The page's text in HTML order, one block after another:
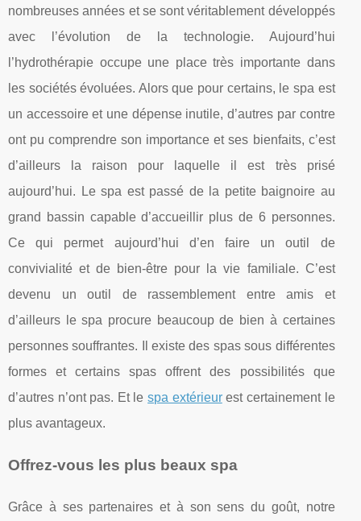
nombreuses années et se sont véritablement développés
avec l’évolution de la technologie. Aujourd’hui
l’hydrothérapie occupe une place très importante dans
les sociétés évoluées. Alors que pour certains, le spa est
un accessoire et une dépense inutile, d’autres par contre
ont pu comprendre son importance et ses bienfaits, c’est
d’ailleurs la raison pour laquelle il est très prisé
aujourd’hui. Le spa est passé de la petite baignoire au
grand bassin capable d’accueillir plus de 6 personnes.
Ce qui permet aujourd’hui d’en faire un outil de
convivialité et de bien-être pour la vie familiale. C’est
devenu un outil de rassemblement entre amis et
d’ailleurs le spa procure beaucoup de bien à certaines
personnes souffrantes. Il existe des spas sous différentes
formes et certains spas offrent des possibilités que
d’autres n’ont pas. Et lespa extérieurest certainement le
plus avantageux.
Offrez-vous les plus beaux spa
Grâce à ses partenaires et à son sens du goût, notre